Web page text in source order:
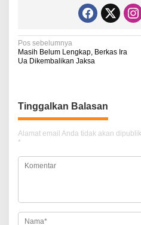
N
a
i
g
a
s
o
s
Pos sebelumnya
Masih Belum Lengkap, Berkas Ira
Ua Dikembalikan Jaksa
Tinggalkan Balasan
Alamat email Anda tidak akan
*